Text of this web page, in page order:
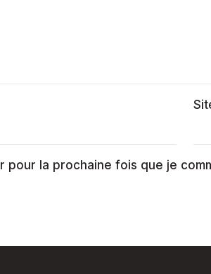
pour la prochaine fois que je